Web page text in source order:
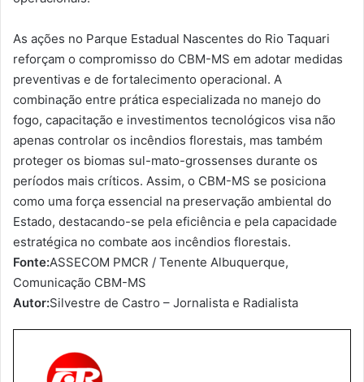
As ações no Parque Estadual Nascentes do Rio Taquari
reforçam o compromisso do CBM-MS em adotar medidas
preventivas e de fortalecimento operacional. A
combinação entre prática especializada no manejo do
fogo, capacitação e investimentos tecnológicos visa não
apenas controlar os incêndios florestais, mas também
proteger os biomas sul-mato-grossenses durante os
períodos mais críticos. Assim, o CBM-MS se posiciona
como uma força essencial na preservação ambiental do
Estado, destacando-se pela eficiência e pela capacidade
estratégica no combate aos incêndios florestais.
Fonte:ASSECOM PMCR / Tenente Albuquerque,
Comunicação CBM-MS
Autor:Silvestre de Castro – Jornalista e Radialista